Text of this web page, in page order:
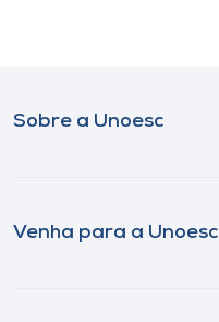
Sobre a Unoesc
Venha para a Unoesc